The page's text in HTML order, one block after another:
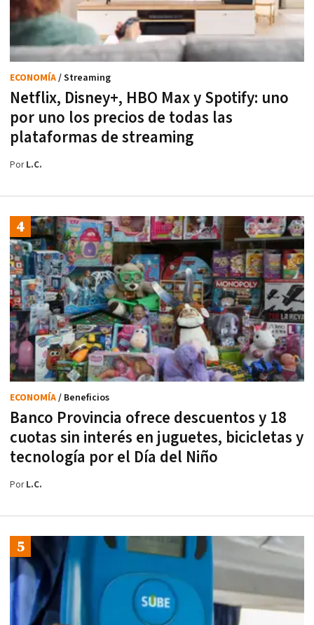
Netflix, Disney+, HBO Max y Spotify: uno
por uno los precios de todas las
plataformas de streaming
ECONOMÍA/ Streaming
PorL.C.
Banco Provincia ofrece descuentos y 18
cuotas sin interés en juguetes, bicicletas y
tecnología por el Día del Niño
ECONOMÍA/ Beneficios
PorL.C.